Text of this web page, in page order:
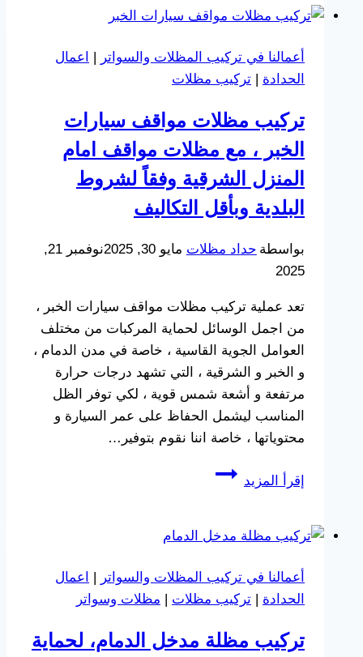
الخبر،
على
مظلات
مودرن
في
الخبر
أعمالنا في تركيب المظلات والسواتر |
اعمال
الحدادة | تركيب مظلات
تركيب مظلات مواقف سيارات
الخبر ، مع مظلات مواقف امام
المنزل الشرقية وفقاً لشروط
البلدية وبأقل التكاليف
بواسطة حداد مظلات مايو 30, 2025
نوفمبر 21,
2025
تعد عملية تركيب مظلات مواقف سيارات الخبر ،
من اجمل الوسائل لحماية المركبات من مختلف
العوامل الجوية القاسية ، خاصة في مدن الدمام ،
و الخبر و الشرقية ، التي تشهد درجات حرارة
مرتفعة و أشعة شمس قوية ، لكي توفر الظل
المناسب ليشمل الحفاظ على عمر السيارة و
محتوياتها ، خاصة اننا نقوم بتوفير…
إقرأ المزيد
تركيب
سيارات
،
مع
مواقف
أعمالنا في تركيب المظلات والسواتر
اعمال
الحدادة
تركيب مظلات مظلات وسواتر
تركيب مظلة مدخل الدمام، لحماية